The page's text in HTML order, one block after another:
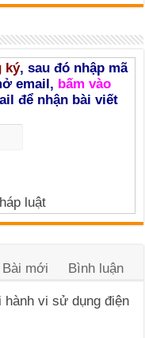
ký, sau đó nhập mã
email, bấm vào
để nhận bài viết
luật
Bài mới Bình luận
hành vi sử dụng điện